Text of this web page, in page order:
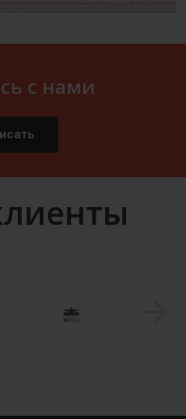
с нами